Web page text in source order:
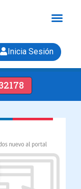
Inicia Sesión